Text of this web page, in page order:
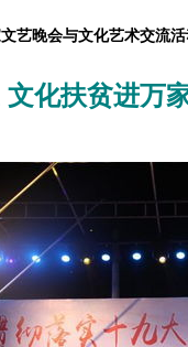
艺晚会与文化艺术交流
化扶贫进万